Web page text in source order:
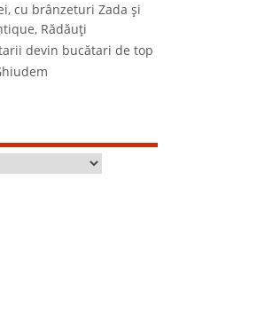
cu brânzeturi Zada şi
Rădăuţi
devin bucătari de top